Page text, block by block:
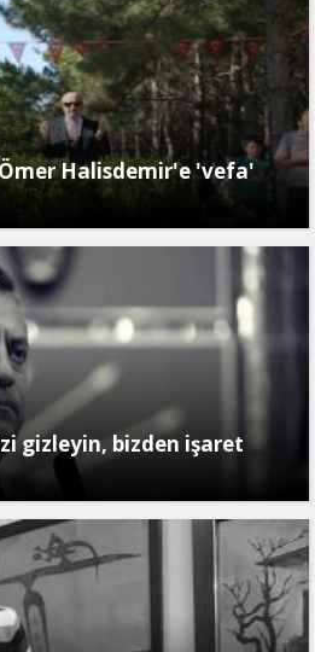
Halisdemir'e 'vefa'
gizleyin, bizden işaret